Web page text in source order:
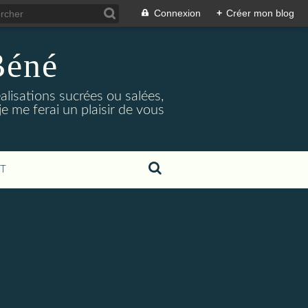
Connexion + Créer mon blog
sucrées ou salées,
me ferai un plaisir de vous